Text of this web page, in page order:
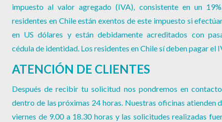
impuesto al valor agregado (IVA), consistente en un
residentes en Chile están exentos de este impuesto si
en US dólares y están debidamente acreditados con
cédula de identidad. Los residentes en Chile sí deben pagar el
ATENCIÓN DE CLIENTES
Después de recibir tu solicitud nos pondremos en
dentro de las próximas 24 horas. Nuestras oficinas atienden
viernes de 9.00 a 18.30 horas y las solicitudes realizadas